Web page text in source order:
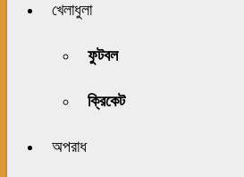
খেলাধুলা
ফুটবল
ক্রিকেট
অপরাধ